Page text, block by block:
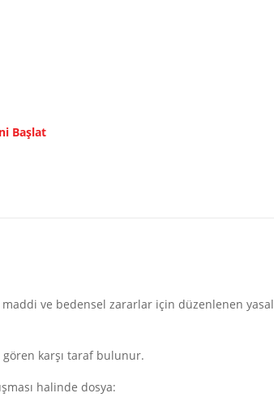
Başlat
maddi ve bedensel zararlar için düzenlenen yasal
gören karşı taraf bulunur.
halinde dosya: